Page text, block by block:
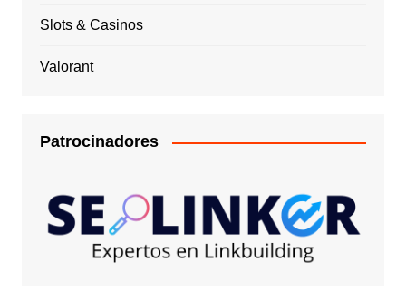
Slots & Casinos
Valorant
Patrocinadores